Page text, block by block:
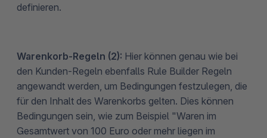
definieren.
Warenkorb-Regeln (2): Hier können genau wie bei
den Kunden-Regeln ebenfalls Rule Builder Regeln
angewandt werden, um Bedingungen festzulegen, die
für den Inhalt des Warenkorbs gelten. Dies können
Bedingungen sein, wie zum Beispiel "Waren im
Gesamtwert von 100 Euro oder mehr liegen im